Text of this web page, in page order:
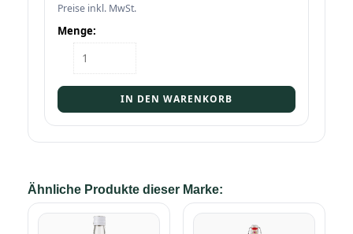
Preise inkl. MwSt.
Menge:
Flasche
Wild
0,5l
Menge
IN DEN WARENKORB
Ähnliche Produkte dieser Marke: